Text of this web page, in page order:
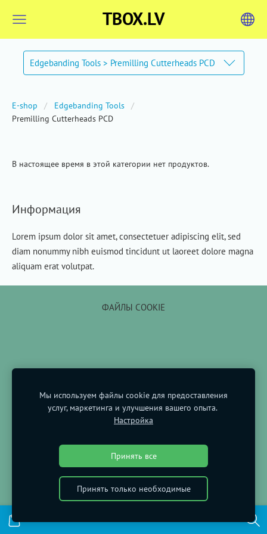
TBOX.LV
Edgebanding Tools > Premilling Cutterheads PCD
Информация
Lorem ipsum dolor sit amet, consectetuer adipiscing elit, sed
diam nonummy nibh euismod tincidunt ut laoreet dolore magna
aliquam erat volutpat.
E-shop
Edgebanding Tools
Premilling Cutterheads PCD
В настоящее время в этой категории нет продуктов.
ФАЙЛЫ COOKIE
Мы используем файлы cookie для предоставления
услуг, маркетинга и улучшения вашего опыта.
Настройка
Принять все
Принять только необходимые